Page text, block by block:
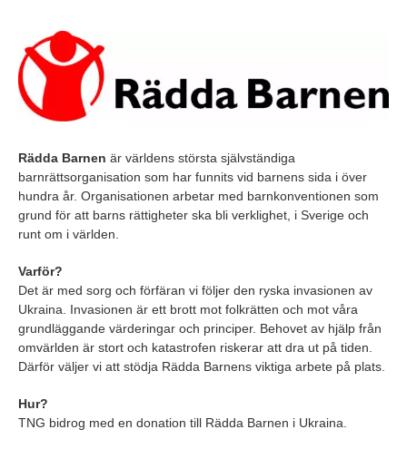
Rädda Barnen är världens största självständiga
barnrättsorganisation som har funnits vid barnens sida i över
hundra år. Organisationen arbetar med barnkonventionen som
grund för att barns rättigheter ska bli verklighet, i Sverige och
runt om i världen.
Varför?
Det är med sorg och förfäran vi följer den ryska invasionen av
Ukraina. Invasionen är ett brott mot folkrätten och mot våra
grundläggande värderingar och principer. Behovet av hjälp från
omvärlden är stort och katastrofen riskerar att dra ut på tiden.
Därför väljer vi att stödja Rädda Barnens viktiga arbete på plats.
Hur?
TNG bidrog med en donation till Rädda Barnen i Ukraina.